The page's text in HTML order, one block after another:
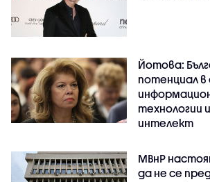
Йотова:
потенциал
технологии
интелект
МВнР
да не се